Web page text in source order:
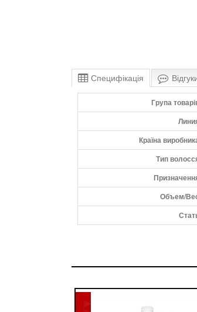
Специфікація
Група
Країна
Тип
Объем/